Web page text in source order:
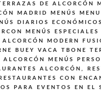
DE ALCORCÓN
MADRID
MENÚS
DIARIOS
MENÚS
MODERN
BUEY VACA TBONE
ALCORCÓN MENÚS
ALCORCÓN,
RESTAURANTES CON
PARA EVENTOS EN EL